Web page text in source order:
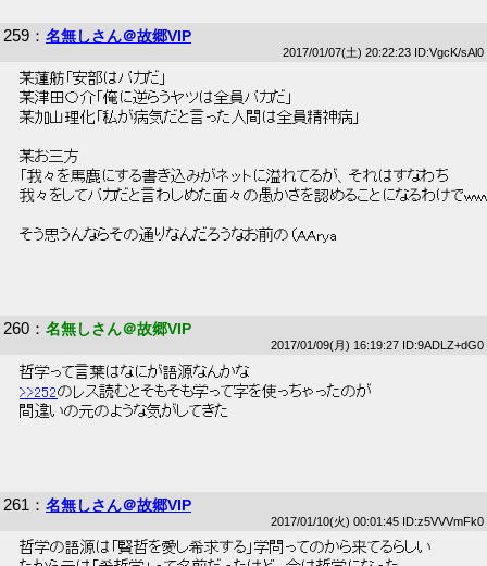
259 ： 名無しさん＠故郷VIP
2017/01/07(土) 20:22:23 ID:VgcK/sAl0
某蓮舫「安部はバカだ」
某津田〇介「俺に逆らうヤツは全員バカだ」
某加山理化「私が病気だと言った人間は全員精神病」
某お三方
「我々を馬鹿にする書き込みがネットに溢れてるが、それはすなわち
我々をしてバカだと言わしめた面々の愚かさを認めることになるわけで
そう思うんならその通りなんだろうなお前の（AArya
260 ： 名無しさん＠故郷VIP
2017/01/09(月) 16:19:27 ID:9ADLZ+dG0
哲学って言葉はなにが語源なんかな
>>252のレス読むとそもそも学って字を使っちゃったのが
間違いの元のような気がしてきた
261 ： 名無しさん＠故郷VIP
2017/01/10(火) 00:01:45 ID:z5VVVmFk0
哲学の語源は「賢哲を愛し希求する」学問ってのから来てるらしい